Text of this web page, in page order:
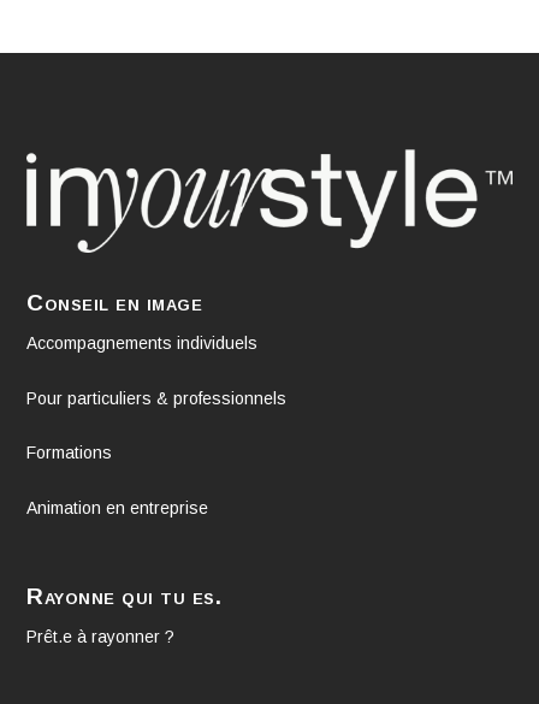
Conseil en image
Accompagnements individuels
Pour particuliers & professionnels
Formations
Animation en entreprise
Rayonne qui tu es.
Prêt.e à rayonner ?